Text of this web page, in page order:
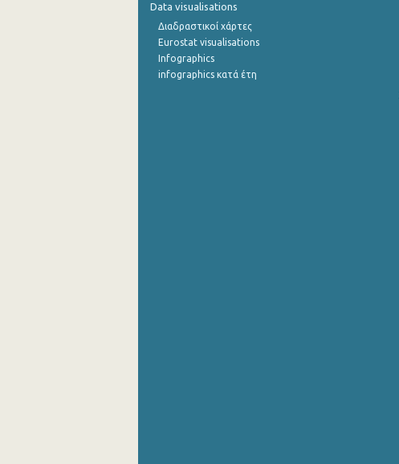
Data visualisations
Διαδραστικοί χάρτες
Eurostat visualisations
Infographics
infographics κατά έτη